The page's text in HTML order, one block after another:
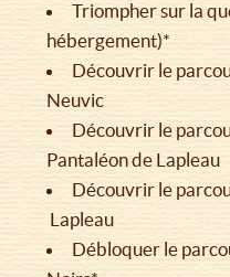
Triompher sur la
hébergement)*
Découvrir le
Neuvic
Découvrir le
Pantaléon de Lapleau
Découvrir le
Lapleau
Débloquer le